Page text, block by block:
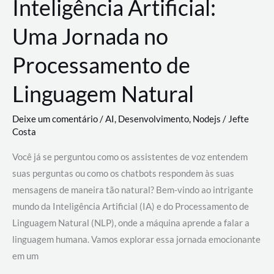
Inteligência Artificial:
Uma Jornada no
Processamento de
Linguagem Natural
Deixe um comentário/AI, Desenvolvimento, Nodejs / Jefte
Costa
Você já se perguntou como os assistentes de voz entendem
suas perguntas ou como os chatbots respondem às suas
mensagens de maneira tão natural? Bem-vindo ao intrigante
mundo da Inteligência Artificial (IA) e do Processamento de
Linguagem Natural (NLP), onde a máquina aprende a falar a
linguagem humana. Vamos explorar essa jornada emocionante
em um